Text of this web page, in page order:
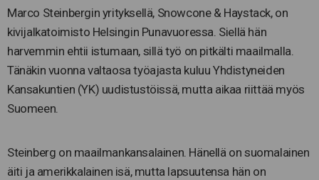
Marco Steinbergin yrityksellä, Snowcone & Haystack, on
kivijalkatoimisto Helsingin Punavuoressa. Siellä hän
harvemmin ehtii istumaan, sillä työ on pitkälti maailmalla.
Tänäkin vuonna valtaosa työajasta kuluu Yhdistyneiden
Kansakuntien (YK) uudistustöissä, mutta aikaa riittää myös
Suomeen.
Steinberg on maailmankansalainen. Hänellä on suomalainen
äiti ja amerikkalainen isä, mutta lapsuutensa hän on